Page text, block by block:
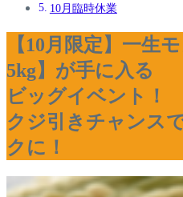
10月臨時休業
【10月限定】一生
5kg】が手に入る
ビッグイベント！
クジ引きチャンス
クに！